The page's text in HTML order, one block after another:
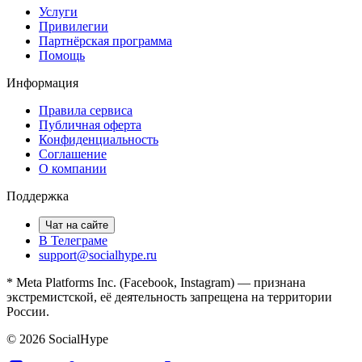
Услуги
Привилегии
Партнёрская программа
Помощь
Информация
Правила сервиса
Публичная оферта
Конфиденциальность
Соглашение
О компании
Поддержка
Чат на сайте
В Телеграме
support@socialhype.ru
* Meta Platforms Inc. (Facebook, Instagram) — признана
экстремистской, её деятельность запрещена на территории
России.
© 2026 SocialHype